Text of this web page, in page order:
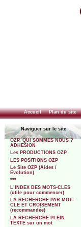
Accueil Plan du site
Naviguer sur le site
OZP. QUI SOMMES NOUS ?
ADHESION
Les PRODUCTIONS OZP
LES POSITIONS OZP
Le Site OZP (Aides /
Evolution)
***
L’INDEX DES MOTS-CLES
(utile pour commencer)
LA RECHERCHE PAR MOT-
CLE ET CROISEMENT
(recommandée)
LA RECHERCHE PLEIN
TEXTE sur un mot